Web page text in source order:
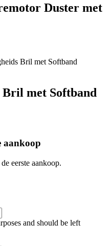
Duster met
Bril met Softband
aankoop
eerste aankoop.
and should be left